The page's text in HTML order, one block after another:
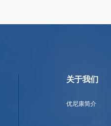
关于我们
优尼康简介